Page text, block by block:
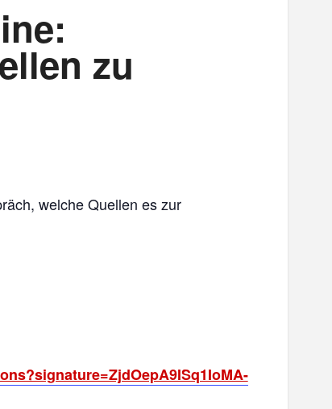
zu
welche Quellen es zur